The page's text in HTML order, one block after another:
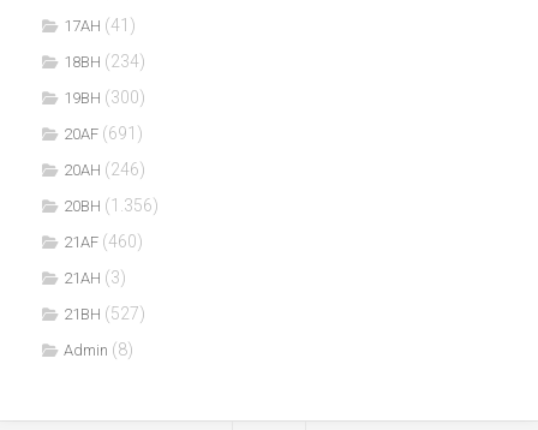
17AH (41)
18BH (234)
19BH (300)
20AF (691)
20AH (246)
20BH (1.356)
21AF (460)
21AH (3)
21BH (527)
Admin (8)